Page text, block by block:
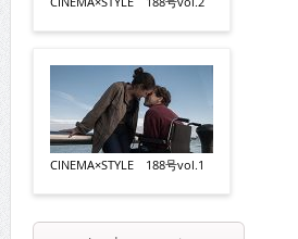
CINEMA×STYLE 188号vol.1